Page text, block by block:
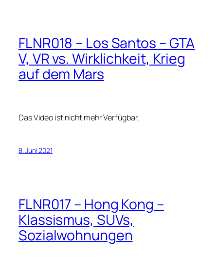
FLNR018 – Los Santos – GTA
V, VR vs. Wirklichkeit, Krieg
auf dem Mars
Das Video ist nicht mehr Verfügbar.
8. Juni 2021
FLNR017 – Hong Kong –
Klassismus, SUVs,
Sozialwohnungen